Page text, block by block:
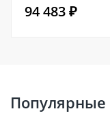
94 483 ₽
Популярные